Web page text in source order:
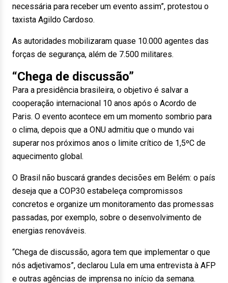
necessária para receber um evento assim”, protestou o
taxista Agildo Cardoso.
As autoridades mobilizaram quase 10.000 agentes das
forças de segurança, além de 7.500 militares.
“Chega de discussão”
Para a presidência brasileira, o objetivo é salvar a
cooperação internacional 10 anos após o Acordo de
Paris. O evento acontece em um momento sombrio para
o clima, depois que a ONU admitiu que o mundo vai
superar nos próximos anos o limite crítico de 1,5ºC de
aquecimento global.
O Brasil não buscará grandes decisões em Belém: o país
deseja que a COP30 estabeleça compromissos
concretos e organize um monitoramento das promessas
passadas, por exemplo, sobre o desenvolvimento de
energias renováveis.
“Chega de discussão, agora tem que implementar o que
nós adjetivamos”, declarou Lula em uma entrevista à AFP
e outras agências de imprensa no início da semana.